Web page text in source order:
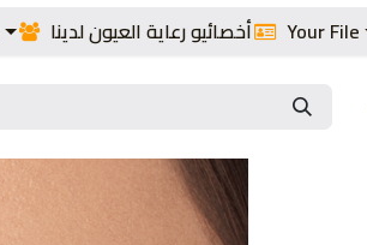
أخصائيو رعاية العيون لدينا Your File